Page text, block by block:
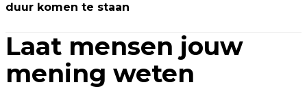
duur komen te staan
Laat mensen jouw
mening weten